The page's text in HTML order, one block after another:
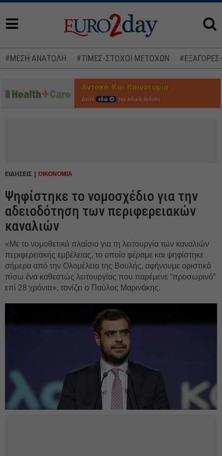
#ΜΕΣΗ ΑΝΑΤΟΛΗ #ΤΙΜΕΣ-ΣΤΟΧΟΙ ΜΕΤΟΧΩΝ
Δείτε εδώ την ειδική έκδοση
ΕΙΔΗΣΕΙΣ ΟΙΚΟΝΟΜΙΑ
Ψηφίστηκε το νομοσχέδιο για την
αδειοδότηση των περιφερειακών
καναλιών
«Με το νομοθετικό πλαίσιο για τη λειτουργία των καναλιών
περιφερειακής εμβέλειας, το οποίο φέραμε και ψηφίστηκε
σήμερα από την Ολομέλεια της Βουλής, αφήνουμε οριστικά
πίσω ένα καθεστώς λειτουργίας που παρέμενε “προσωρινό”
επί 28 χρόνια», τονίζει ο Παύλος Μαρινάκης.